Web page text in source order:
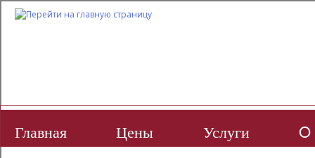
Главная Цены Услуги O